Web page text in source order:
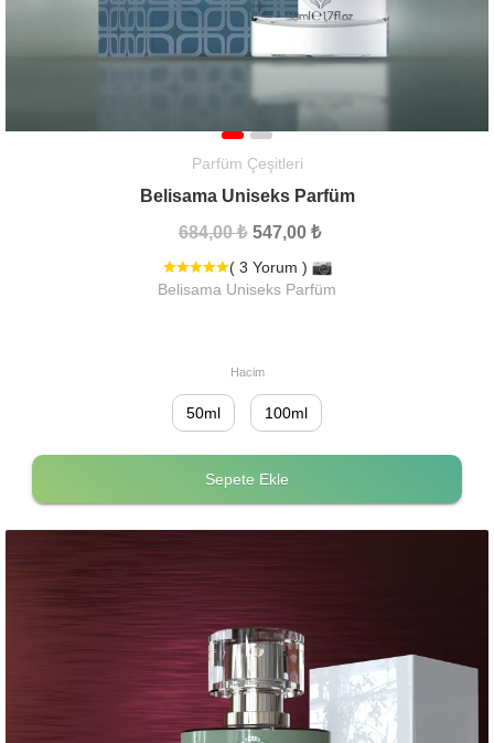
Parfüm Çeşitleri
Belisama Uniseks Parfüm
684,00 ₺ 547,00 ₺
( 3 Yorum )
Belisama Uniseks Parfüm
Hacim
50ml 100ml
Sepete Ekle